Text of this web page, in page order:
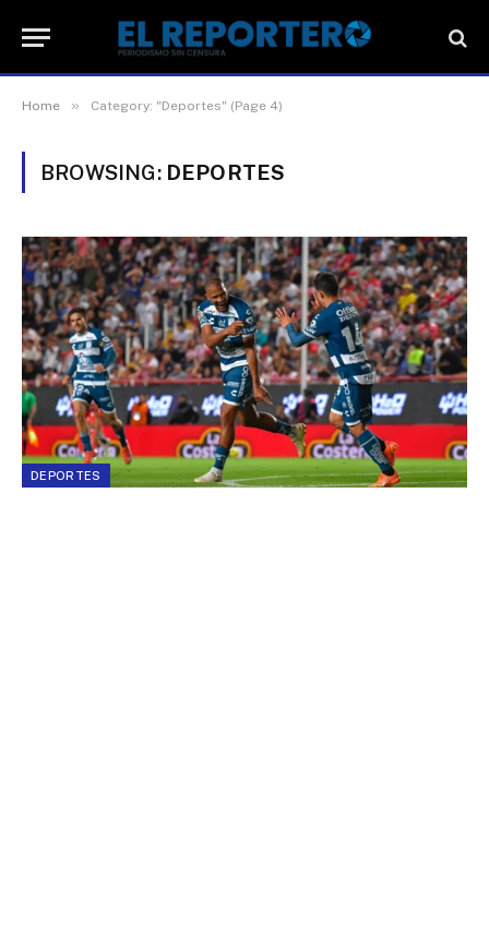
Home » Category: "Deportes" (Page 4)
BROWSING: DEPORTES
DEPORTES